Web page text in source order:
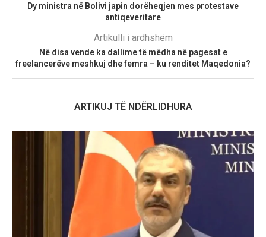
Dy ministra në Bolivi japin dorëheqjen mes protestave
antiqeveritare
Artikulli i ardhshëm
Në disa vende ka dallime të mëdha në pagesat e
freelancerëve meshkuj dhe femra – ku renditet Maqedonia?
ARTIKUJ TË NDËRLIDHURA